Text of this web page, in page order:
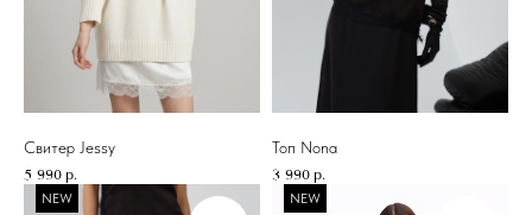
Свитер Jessy
5 990 р.
Топ Nona
3 990 р.
NEW NEW